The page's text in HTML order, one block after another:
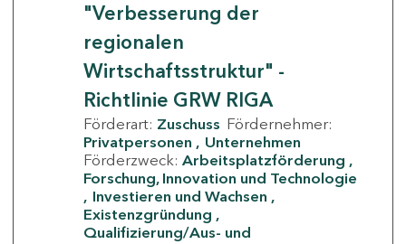
"Verbesserung der
regionalen
Wirtschaftsstruktur" -
Richtlinie GRW RIGA
Förderart: Zuschuss Fördernehmer:
Privatpersonen
Unternehmen
Förderzweck: Arbeitsplatzförderung
Forschung, Innovation und Technologie
Investieren und Wachsen
Existenzgründung
Qualifizierung/Aus- und